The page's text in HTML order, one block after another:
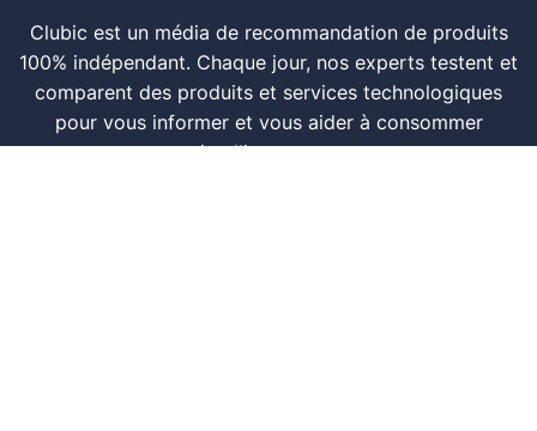
Clubic est un média de recommandation de produits
100% indépendant. Chaque jour, nos experts testent et
comparent des produits et services technologiques
pour vous informer et vous aider à consommer